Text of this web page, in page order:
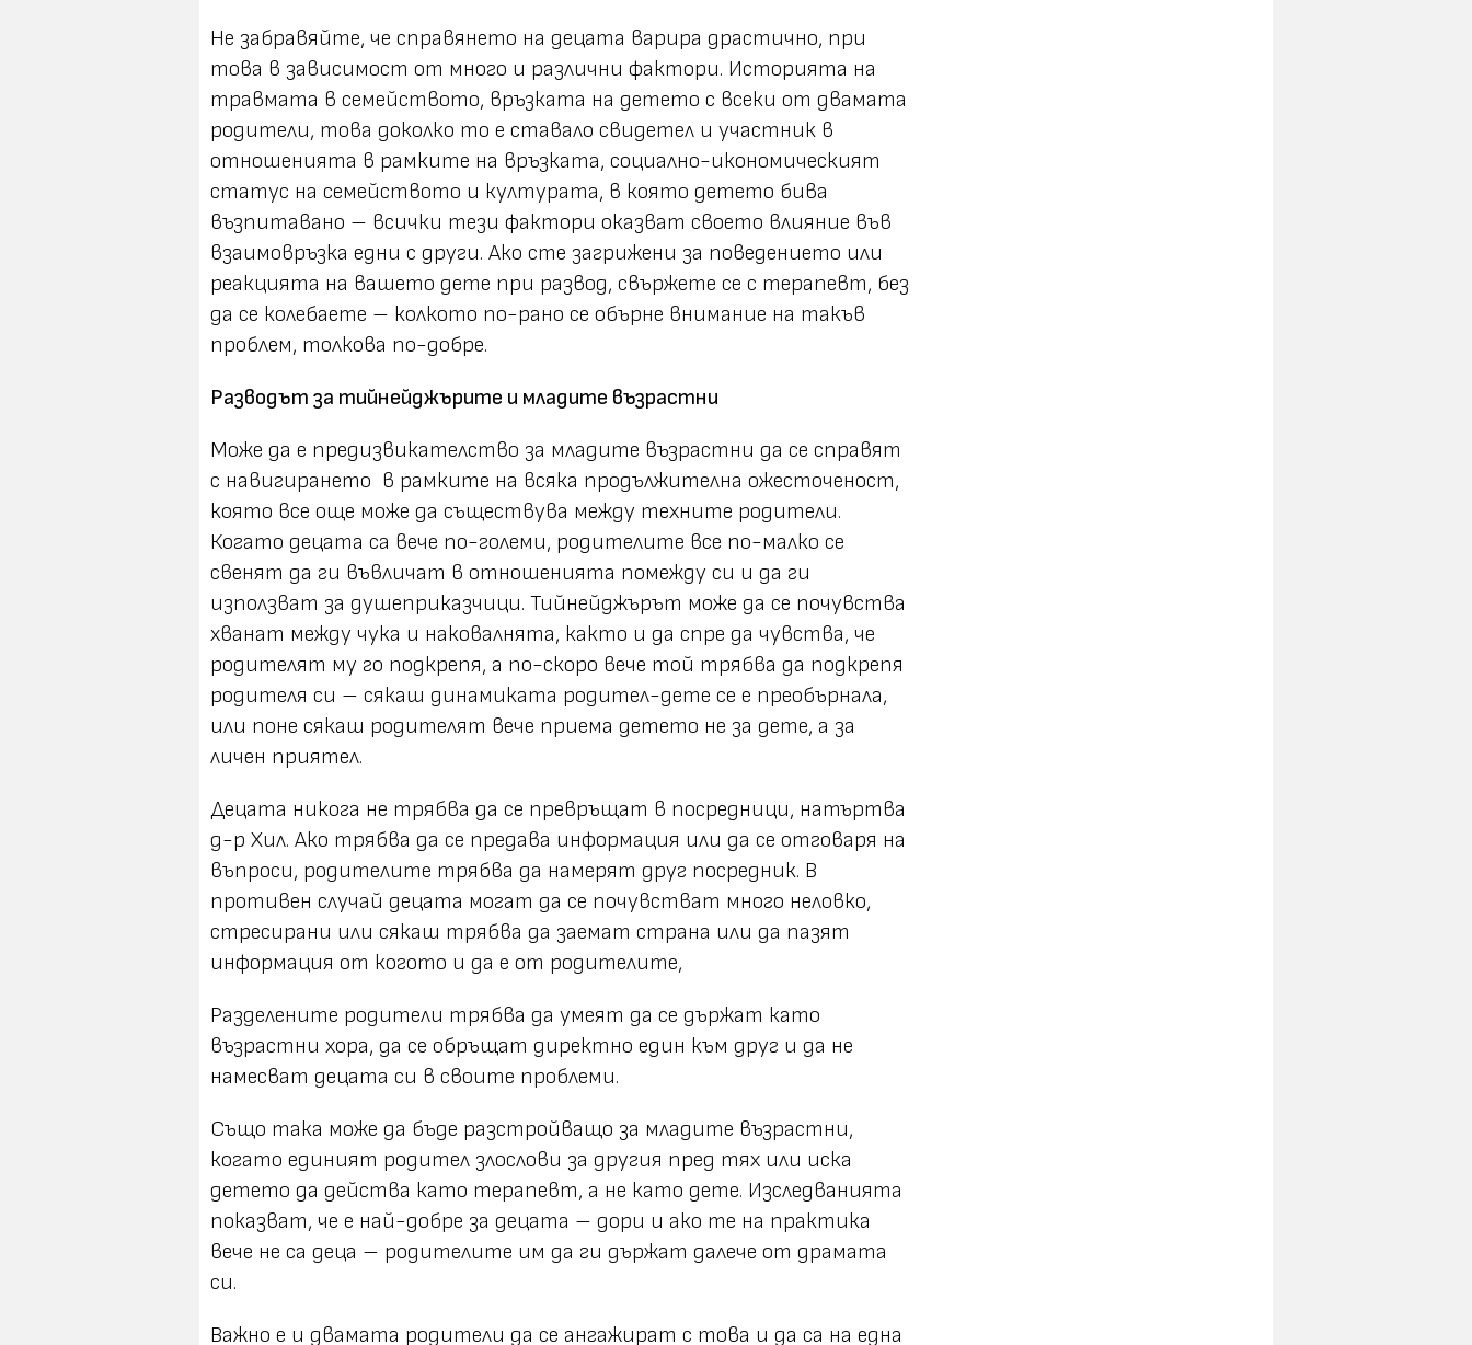
Не забравяйте, че справянето на децата варира драстично, при
това в зависимост от много и различни фактори. Историята на
травмата в семейството, връзката на детето с всеки от двамата
родители, това доколко то е ставало свидетел и участник в
отношенията в рамките на връзката, социално-икономическият
статус на семейството и културата, в която детето бива
възпитавано – всички тези фактори оказват своето влияние във
взаимовръзка едни с други. Ако сте загрижени за поведението или
реакцията на вашето дете при развод, свържете се с терапевт, без
да се колебаете – колкото по-рано се обърне внимание на такъв
проблем, толкова по-добре.
Разводът за тийнейджърите и младите възрастни
Може да е предизвикателство за младите възрастни да се справят
с навигирането в рамките на всяка продължителна ожесточеност,
която все още може да съществува между техните родители.
Когато децата са вече по-големи, родителите все по-малко се
свенят да ги въвличат в отношенията помежду си и да ги
използват за душеприказчици. Тийнейджърът може да се почувства
хванат между чука и наковалнята, както и да спре да чувства, че
родителят му го подкрепя, а по-скоро вече той трябва да подкрепя
родителя си – сякаш динамиката родител-дете се е преобърнала,
или поне сякаш родителят вече приема детето не за дете, а за
личен приятел.
Децата никога не трябва да се превръщат в посредници, натъртва
д-р Хил. Ако трябва да се предава информация или да се отговаря на
въпроси, родителите трябва да намерят друг посредник. В
противен случай децата могат да се почувстват много неловко,
стресирани или сякаш трябва да заемат страна или да пазят
информация от когото и да е от родителите,
Разделените родители трябва да умеят да се държат като
възрастни хора, да се обръщат директно един към друг и да не
намесват децата си в своите проблеми.
Също така може да бъде разстройващо за младите възрастни,
когато единият родител злослови за другия пред тях или иска
детето да действа като терапевт, а не като дете. Изследванията
показват, че е най-добре за децата – дори и ако те на практика
вече не са деца – родителите им да ги държат далече от драмата
си.
Важно е и двамата родители да се ангажират с това и да са на една